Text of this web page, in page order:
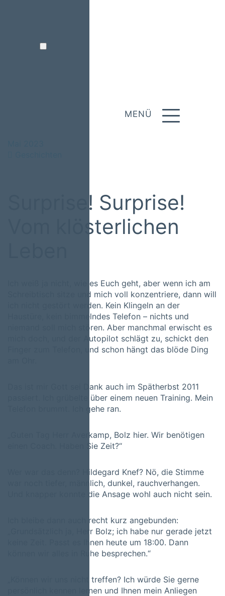
MENÜ
Surprise! Surprise!
Vom klösterlichen
Ich weiß ja nicht, wie es Euch geht, aber wenn ich am
Schreibtisch sitze und mich voll konzentriere, dann will
ich nicht gestört werden. Kein Klingeln an der
Haustüre, kein bimmelndes Telefon – nichts und
niemand soll mich stören. Aber manchmal erwischt es
mich doch, und der Autopilot schlägt zu, schickt den
Finger zum Telefon, und schon hängt das blöde Ding
Das ist mir Gott sei Dank auch im Spätherbst 2011
passiert. Ich grübelte über einem neuen Training. Mein
Telefon brummt. Ich gehe ran.
„Guten Tag Herr Averkamp, Bolz hier. Wir benötigen
einen Coach. Haben Sie Zeit?“
Wer war das denn? Hildegard Knef? Nö, die Stimme
war noch tiefer, männlich, dunkel, rauchverhangen.
Und knapper konnte die Ansage wohl auch nicht sein.
Ich bleibe dann auch recht kurz angebunden:
„Grundsätzlich ja, Herr Bolz; ich habe nur gerade jetzt
keine Zeit. Passt es Ihnen heute um 18:00. Dann
können wir alles in Ruhe besprechen.“
„Können wir uns nicht treffen? Ich würde Sie gerne
persönlich kennen lernen und Ihnen mein Anliegen